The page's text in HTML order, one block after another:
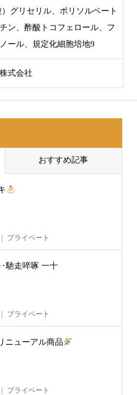
グリセリル、ポリソルベート
ン、酢酸トコフェロール、フ
ール、規定化細胞培地9
式会社
おすすめ記事
プライベート
馳走啐啄 一十
プライベート
ニューアル商品
プライベート